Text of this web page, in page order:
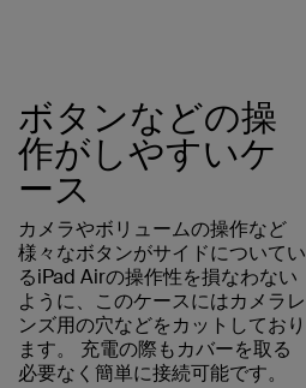
ボタンなどの操
作がしやすいケ
ース
カメラやボリュームの操作など
様々なボタンがサイドについてい
るiPad Airの操作性を損なわない
ように、このケースにはカメラレ
ンズ用の穴などをカットしており
ます。 充電の際もカバーを取る
必要なく簡単に接続可能です。